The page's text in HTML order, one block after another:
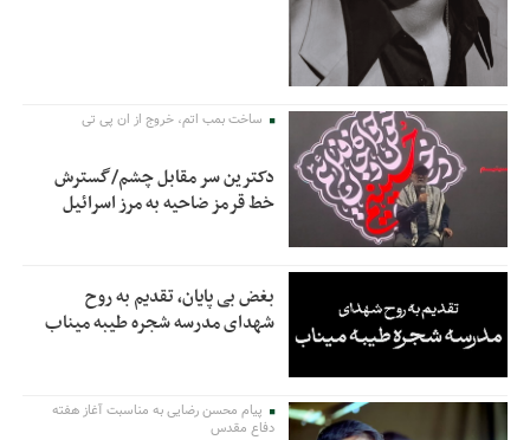
ساخت بمب اتم، خروج از ان پی تی
دکترین سر مقابل چشم/گسترش
خط قرمز ضاحیه به مرز اسرائیل
بغض بی پایان، تقدیم به روح
شهدای مدرسه شجره طیبه میناب
پیام محسن رضایی به مناسبت آغاز هفته
دفاع مقدس